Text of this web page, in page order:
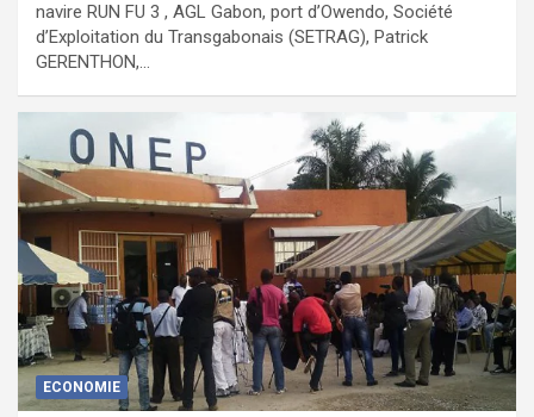
navire RUN FU 3 , AGL Gabon, port d’Owendo, Société
d’Exploitation du Transgabonais (SETRAG), Patrick
GERENTHON,…
ECONOMIE